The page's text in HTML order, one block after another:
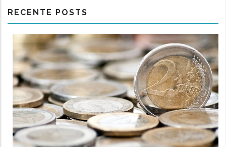
RECENTE POSTS